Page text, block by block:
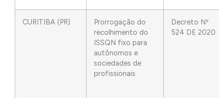
CURITIBA (PR)
Prorrogação do
recolhimento do
ISSQN fixo para
autônomos e
sociedades de
profissionais
Decreto Nº
524 DE 2020